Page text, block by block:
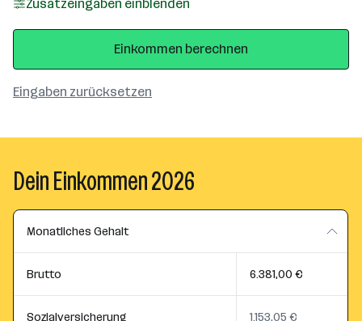
Zusatzeingaben einblenden
Eingaben zurücksetzen
Einkommen berechnen
Dein Einkommen 2026
Monatliches Gehalt
Brutto 6.381,00 €
Sozialversicherung 1.153,05 €